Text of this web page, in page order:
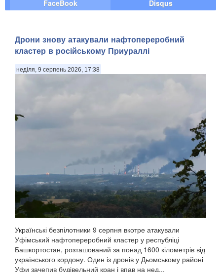
FaceBook Disqus
Дрони знову атакували нафтопереробний
кластер в російському Приураллі
неділя, 9 серпень 2026, 17:38
Українські безпілотники 9 серпня вкотре атакували
Уфімський нафтопереробний кластер у республіці
Башкортостан, розташований за понад 1600 кілометрів від
українського кордону. Один із дронів у Дьомському районі
Уфи зачепив будівельний кран і впав на нед...